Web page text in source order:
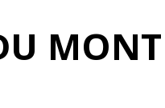
MONT